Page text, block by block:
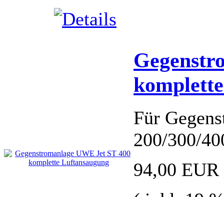
Für
200/300/
94,00 EUR